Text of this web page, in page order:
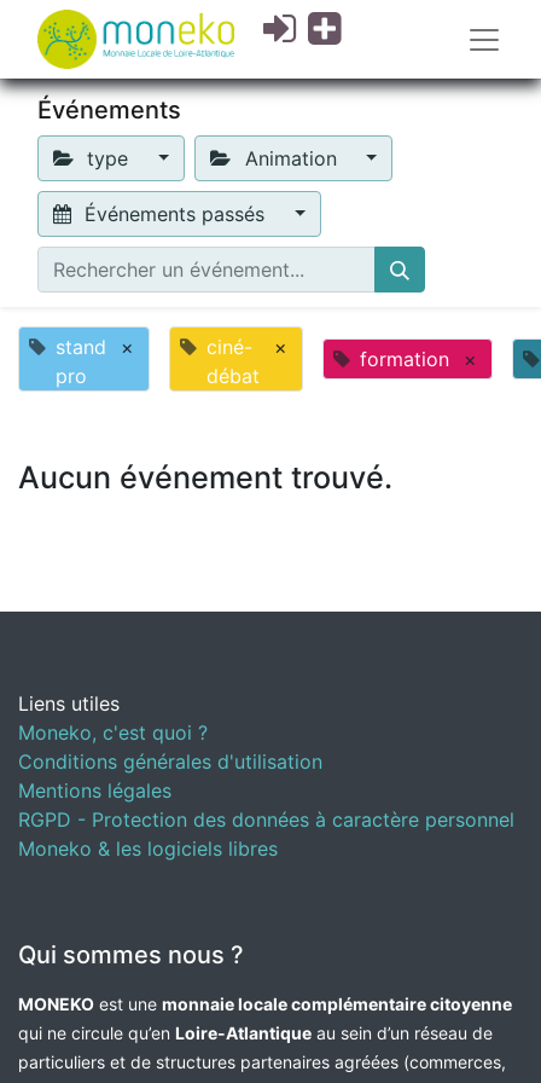
Événements
type Animation
Événements passés
stand
pro
×
ciné-
débat
× formation ×
Aucun événement trouvé.
Liens utiles
Moneko, c'est quoi ?
Conditions générales d'utilisation
Mentions légales
RGPD - Protection des données à caractère personnel
Moneko & les logiciels libres
Qui sommes nous ?
MONEKO est une monnaie locale complémentaire citoyenne
qui ne circule qu’en Loire-Atlantique au sein d’un réseau de
particuliers et de structures partenaires agréées (commerces,